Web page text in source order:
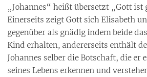
„Johannes“ heißt übersetzt „Gott ist
Einerseits zeigt Gott sich Elisabeth
gegenüber als gnädig indem beide
Kind erhalten, andererseits enthält
Johannes selber die Botschaft, die er
seines Lebens erkennen und